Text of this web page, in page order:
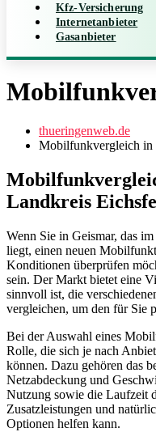
Kfz-Versicherung
Internetanbieter
Gasanbieter
thueringenweb.de
Mobilfunkvergleich in
Landkreis
Wenn Sie in Geismar, das
liegt, einen neuen
Konditionen überprüfen
sein. Der Markt bietet eine
sinnvoll ist, die
vergleichen, um den für Sie
Bei der Auswahl eines
Rolle, die sich je nach
können. Dazu gehören das
Netzabdeckung und
Nutzung sowie die Laufzeit
Zusatzleistungen und
Optionen helfen kann.